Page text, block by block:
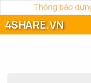
Thông báo
4SHARE.VN